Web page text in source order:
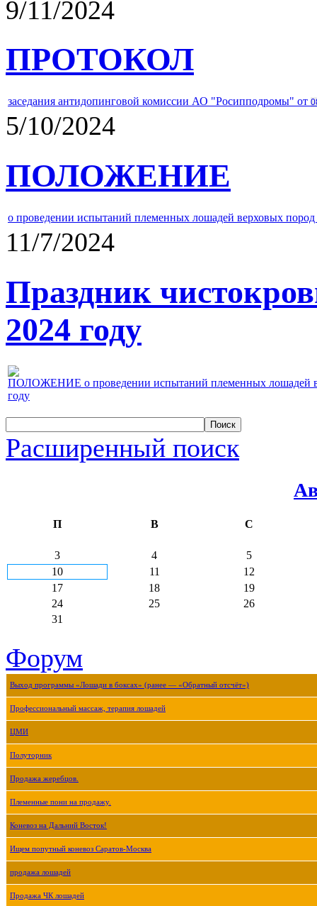
9/11/2024
ПРОТОКОЛ
заседания антидопинговой комиссии АО "Росипподромы" от
5/10/2024
ПОЛОЖЕНИЕ
о проведении испытаний племенных лошадей верховых
11/7/2024
Праздник
2024 году
ПОЛОЖЕНИЕ о проведении испытаний племенных лошадей
году
Расширенный поиск
П В С
3 4
5
10
11
12
17
18
19
24
25
26
31
Форум
Выход программы «Лошади в боксах» (ранее — «Обратный отсчёт»)
Профессиональный массаж, терапия лошадей
ЦМИ
Полуторник
Продажа жеребцов.
Племенные пони на продажу.
Коневоз на Дальний Восток!
Ищем попутный коневоз Саратов-Москва
продажа лошадей
Продажа ЧК лошадей